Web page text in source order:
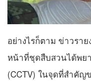
อย่างไรก็ตาม ข่าวราย
หน้าที่ชุดสืบสวนได้พย
(CCTV) ในจุดที่สำคั